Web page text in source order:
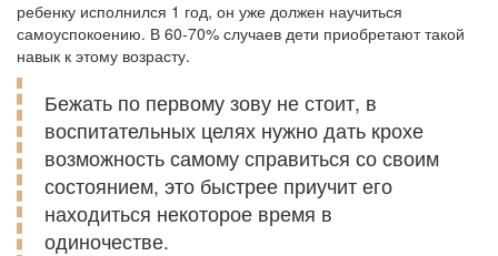
ребенку исполнился 1 год, он уже должен научиться
самоуспокоению. В 60-70% случаев дети приобретают такой
навык к этому возрасту.
Бежать по первому зову не стоит, в
воспитательных целях нужно дать крохе
возможность самому справиться со своим
состоянием, это быстрее приучит его
находиться некоторое время в
одиночестве.